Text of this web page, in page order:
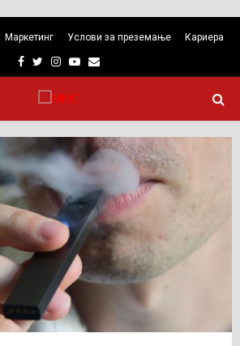
Маркетинг Услови за преземање Кариера
Facebook
TwitterInstagram
Youtube
Email